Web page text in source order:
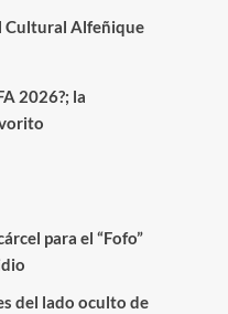
Cultural Alfeñique
2026?; la
para el “Fofo”
del lado oculto de